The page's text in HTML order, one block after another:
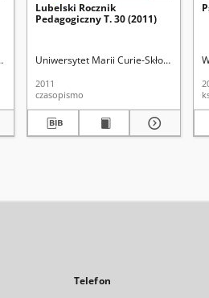
(Lublin). Wydział Pedagogiki i
Lubelski Rocznik
Pedagogiczny T. 30 (2011)
Uniwersytet Marii Curie-Skłodowskiej
2011
czasopismo
Telefon